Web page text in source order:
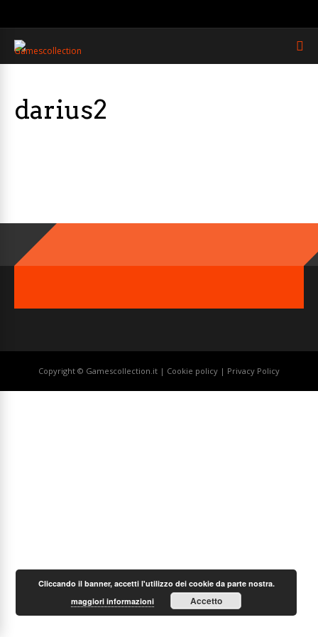
darius2
Copyright © Gamescollection.it | Cookie policy | Privacy Policy
Cliccando il banner, accetti l'utilizzo dei cookie da parte nostra.
maggiori informazioni
Accetto